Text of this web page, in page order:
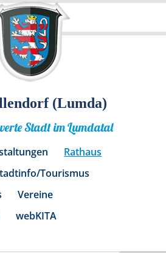
(Lumda)
Stadt im Lumdatal
Rathaus
Tourismus
Vereine
webKITA